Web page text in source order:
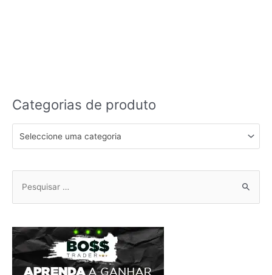
Categorias de produto
Seleccione uma categoria
Pesquisar